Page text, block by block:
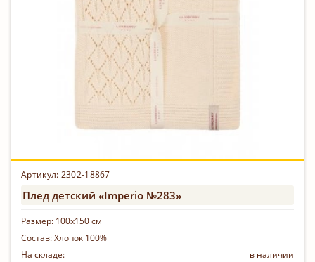
Артикул: 2302-18867
Плед детский «Imperio №283»
Размер: 100х150 см
Состав:Хлопок 100%
На складе:
в наличии